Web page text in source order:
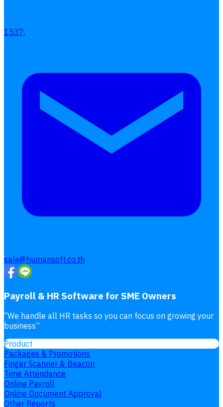
ลางาน
เบี้ยขยัน
แบบฟอร์มประเมินพนักงาน
บริการรับทำเงินเดือน
1537,
sale@humansoft.co.th
Payroll & HR Software for SME Owners
“We handle all HR tasks so you can focus on growing your
business”
Product
Packages & Promotions
Finger Scanner & Beacon
Time Attendance
Online Payroll
Online Document Approval
Other Reports